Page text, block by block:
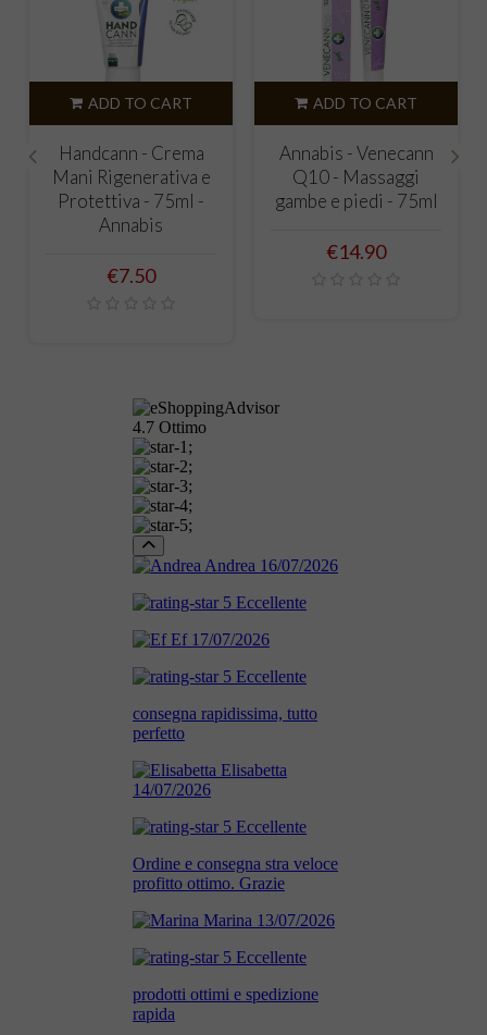
ADD TO CART
Annabis - Venecann
Q10 - Massaggi
gambe e piedi - 75ml
ADD TO CART
Activecann - Pomata
muscoli, legamenti,
articolazioni - 75ml -